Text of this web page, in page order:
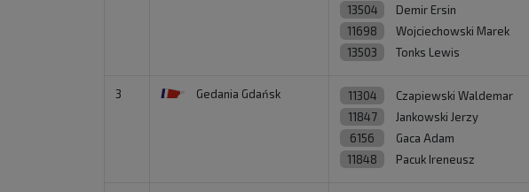
13504
Demir Ersin
11698
Wojciechowski Marek
13503
Tonks Lewis
3 Gedania Gdańsk 11304 Czapiewski Waldemar
11847
Jankowski Jerzy
6156
Gaca Adam
11848
Pacuk Ireneusz